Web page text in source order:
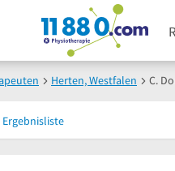
Herten, Westfalen C.
Ergebnisliste